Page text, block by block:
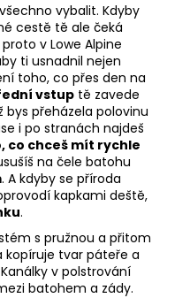
vybalit. Kdyby
cestě tě ale čeká
v Lowe Alpine
ti usnadnil nejen
toho, co přes den na
vstup tě zavede
přeházela polovinu
i po stranách najdeš
co chceš mít rychle
na čele batohu
. A kdyby se příroda
kapkami deště,
.
s pružnou a přitom
kopíruje tvar páteře a
v polstrování
batohem a zády.